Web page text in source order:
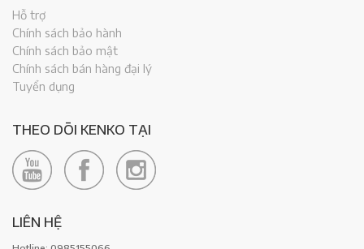
Hỗ trợ
Chính sách bảo hành
Chính sách bảo mật
Chính sách bán hàng đại lý
Tuyển dụng
THEO DÕI KENKO TẠI
LIÊN HỆ